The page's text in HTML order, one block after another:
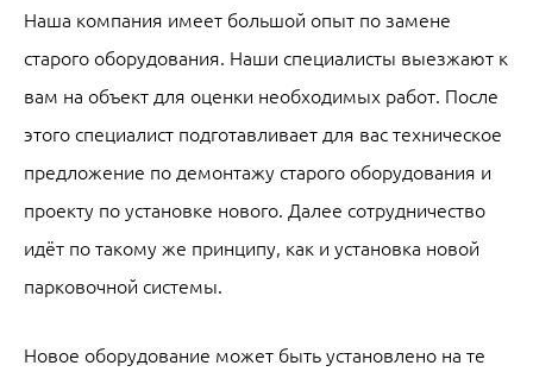
Наша компания имеет большой опыт по замене
старого оборудования. Наши специалисты выезжают к
вам на объект для оценки необходимых работ. После
этого специалист подготавливает для вас техническое
предложение по демонтажу старого оборудования и
проекту по установке нового. Далее сотрудничество
идёт по такому же принципу, как и установка новой
парковочной системы.
Новое оборудование может быть установлено на те